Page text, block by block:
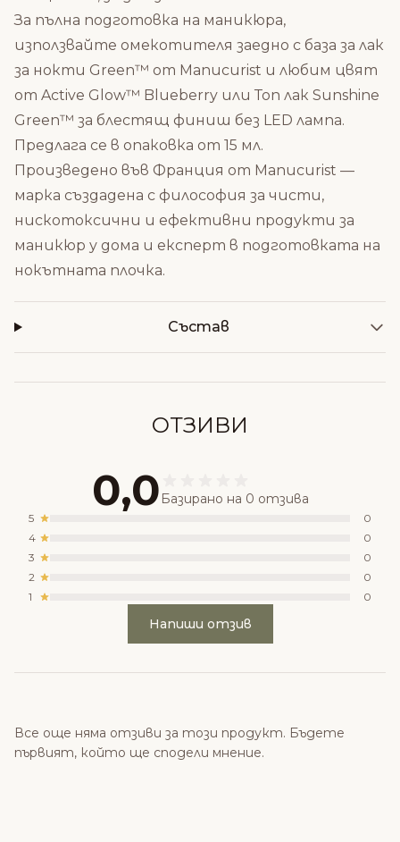
За пълна подготовка на маникюра,
използвайте омекотителя заедно с база за лак
за нокти Green™ от Manucurist и любим цвят
от Active Glow™ Blueberry или Топ лак Sunshine
Green™ за блестящ финиш без LED лампа.
Предлага се в опаковка от 15 мл.
Произведено във Франция от Manucurist —
марка създадена с философия за чисти,
нискотоксични и ефективни продукти за
маникюр у дома и експерт в подготовката на
нокътната плочка.
Състав
ОТЗИВИ
0,0 Базирано на 0 отзива
5
0
4
0
3
0
2
0
1
0
Напиши отзив
Все още няма отзиви за този продукт. Бъдете
първият, който ще сподели мнение.